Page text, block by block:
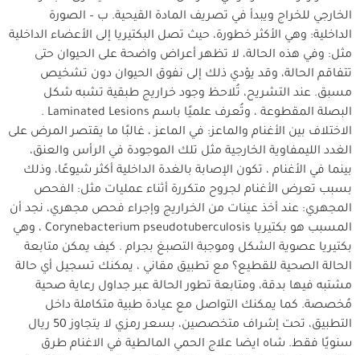
الخارجي للخراج ويبدأ في تصريف المادة القيحية. ب – الصورة
الداخلية: وهي الأكثر خطورة، حيث تصل البكتيريا إلى الأعضاء الداخلية
مثل: وفي هذه الحالة، لا تظهر أعراض واضحة على الحيوان حتى
تتفاقم الحالة، وقد يؤدي ذلك إلى نفوق الحيوان دون تشخيص
مسبق. عند التشريح، تُلاحظ وجود خراريج طبقية تشبه شكل
البصلة المقطوعة ، وتُعرف علميًا باسم Laminated Lesions .
الاختلاف بين الأغنام والماعز: في الماعز ، غالبًا ما يقتصر المرض على
الغدد الليمفاوية الخارجية مثل تلك الموجودة في الرأس والعنق،
بينما في الأغنام ، تكون الإصابة بالغدة الداخلية أكثر شيوعًا، وذلك
بسبب تعرض الأغنام لجروح متكررة أثناء عمليات مثل: الفحص
المجهري: عند أخذ عينات من الخراريج وإجراء فحص مجهري، نجد أن
المسبب هو بكتيريا Corynebacterium pseudotuberculosis ، وهي
بكتيريا عصوية الشكل وموجبة التصبغ بجرام . كيف يمكن متابعة
الحالة الصحية للقطيع؟ مع تطبيق مقاني ، يمكنك تسجيل أي حالة
مشتبه فيها بدقة، ومتابعة تطور الحالة عبر جداول رعاية صحية
مُخصصة. كما يمكنك التواصل مع عيادة طبية متكاملة داخل
التطبيق، تحت إشراف متخصصين، بسعر رمزي لا يتجاوز 50 ريال
سنويًا فقط. شاه ايضا علاج الحمي المالطية في الاغنام طرق